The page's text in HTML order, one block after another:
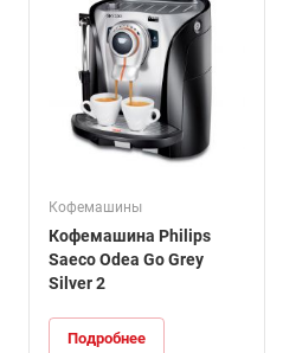
Кофемашины
Кофемашина Philips
Saeco Odea Go Grey
Silver 2
Подробнее